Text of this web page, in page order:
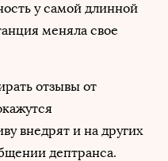
у самой длинной
меняла свое
отзывы от
внедрят и на других
дептранса.